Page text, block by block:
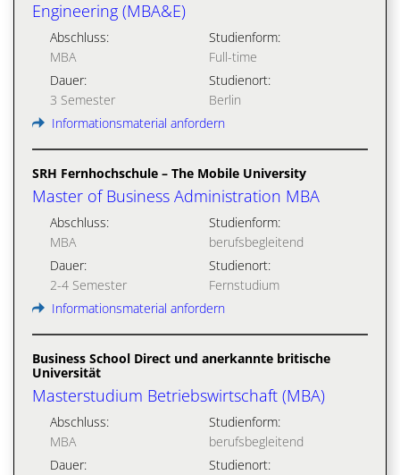
Engineering (MBA&E)
Abschluss:
MBA
Studienform:
Full-time
Dauer:
3 Semester
Studienort:
Berlin
Informationsmaterial anfordern
SRH Fernhochschule – The Mobile University
Master of Business Administration MBA
Abschluss:
MBA
Studienform:
berufsbegleitend
Dauer:
2-4 Semester
Studienort:
Fernstudium
Informationsmaterial anfordern
Business School Direct und anerkannte britische
Universität
Masterstudium Betriebswirtschaft (MBA)
Abschluss:
MBA
Studienform:
berufsbegleitend
Dauer:
Studienort: